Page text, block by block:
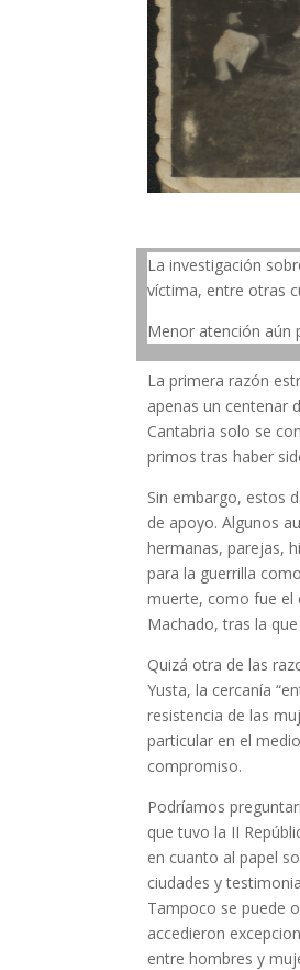
La investigación
víctima, entre otras
Menor atención aún
La primera razón
apenas un centenar
Cantabria solo se
primos tras haber
Sin embargo, estos
de apoyo. Algunos
hermanas, parejas,
para la guerrilla
muerte, como fue el
Machado, tras la
Quizá otra de las
Yusta, la cercanía
resistencia de las
particular en el
compromiso.
Podríamos
que tuvo la II
en cuanto al papel
ciudades y
Tampoco se puede
accedieron
entre hombres y